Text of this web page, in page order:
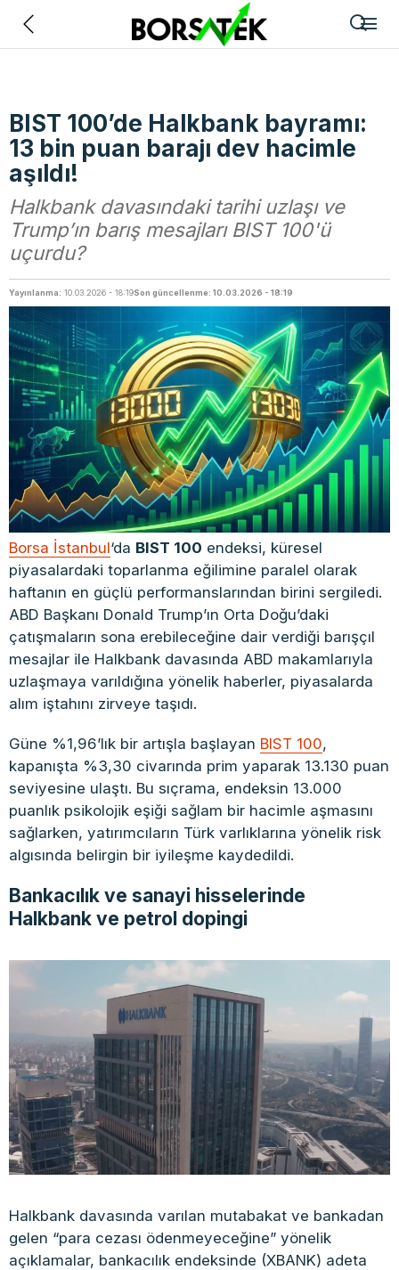
BIST 100’de Halkbank bayramı:
13 bin puan barajı dev hacimle
aşıldı!
Halkbank davasındaki tarihi uzlaşı ve
Trump’ın barış mesajları BIST 100'ü
uçurdu?
Yayınlanma: 10.03.2026 - 18:19Son güncellenme: 10.03.2026 - 18:19
Borsa İstanbul‘da BIST 100 endeksi, küresel
piyasalardaki toparlanma eğilimine paralel olarak
haftanın en güçlü performanslarından birini sergiledi.
ABD Başkanı Donald Trump’ın Orta Doğu’daki
çatışmaların sona erebileceğine dair verdiği barışçıl
mesajlar ile Halkbank davasında ABD makamlarıyla
uzlaşmaya varıldığına yönelik haberler, piyasalarda
alım iştahını zirveye taşıdı.
Güne %1,96’lık bir artışla başlayan BIST 100,
kapanışta %3,30 civarında prim yaparak 13.130 puan
seviyesine ulaştı. Bu sıçrama, endeksin 13.000
puanlık psikolojik eşiği sağlam bir hacimle aşmasını
sağlarken, yatırımcıların Türk varlıklarına yönelik risk
algısında belirgin bir iyileşme kaydedildi.
Bankacılık ve sanayi hisselerinde
Halkbank ve petrol dopingi
Halkbank davasında varılan mutabakat ve bankadan
gelen “para cezası ödenmeyeceğine” yönelik
açıklamalar, bankacılık endeksinde (XBANK) adeta